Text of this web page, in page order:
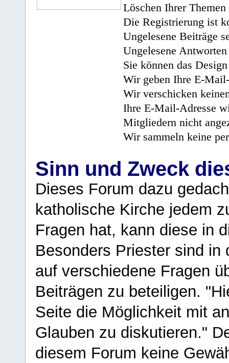
Löschen Ihrer
Die Registrierung ist
Ungelesene Beiträge
Ungelesene
Sie können das
Wir geben Ihre E-
Wir verschicken
Ihre E-Mail-Adresse
Mitgliedern nicht
Wir sammeln keine
Sinn und Zweck
Dieses Forum dazu
katholische Kirche jedem
Fragen hat, kann diese in
Besonders Priester sind in
auf verschiedene Fragen
Beiträgen zu beteiligen.
Seite die Möglichkeit mit
Glauben zu diskutieren."
diesem Forum keine